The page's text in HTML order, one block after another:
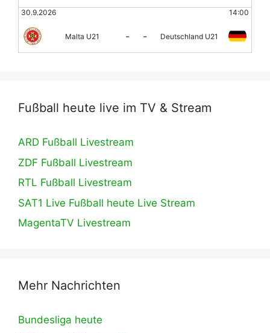
30.9.2026 14:00
Malta U21 - - Deutschland U21
Fußball heute live im TV & Stream
ARD Fußball Livestream
ZDF Fußball Livestream
RTL Fußball Livestream
SAT1 Live Fußball heute Live Stream
MagentaTV Livestream
Mehr Nachrichten
Bundesliga heute